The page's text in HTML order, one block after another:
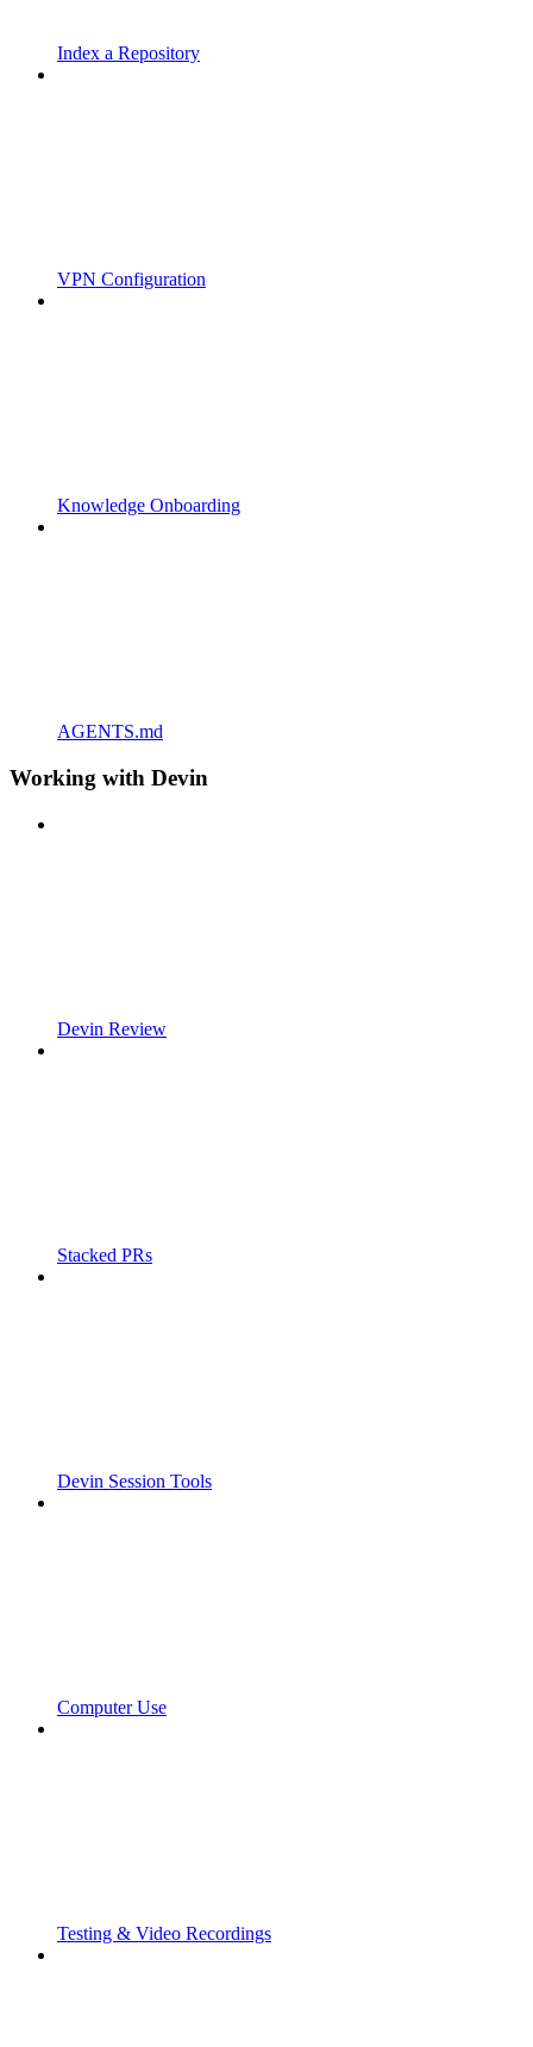
Index a Repository
VPN Configuration
Knowledge Onboarding
AGENTS.md
Working with Devin
Devin Review
Stacked PRs
Devin Session Tools
Computer Use
Testing & Video Recordings